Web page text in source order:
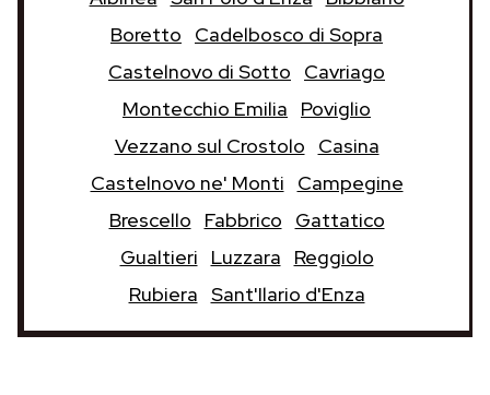
Boretto
Cadelbosco di Sopra
Castelnovo di Sotto
Cavriago
Montecchio Emilia
Poviglio
Vezzano sul Crostolo
Casina
Castelnovo ne' Monti
Campegine
Brescello
Fabbrico
Gattatico
Gualtieri
Luzzara
Reggiolo
Rubiera Sant'Ilario d'Enza